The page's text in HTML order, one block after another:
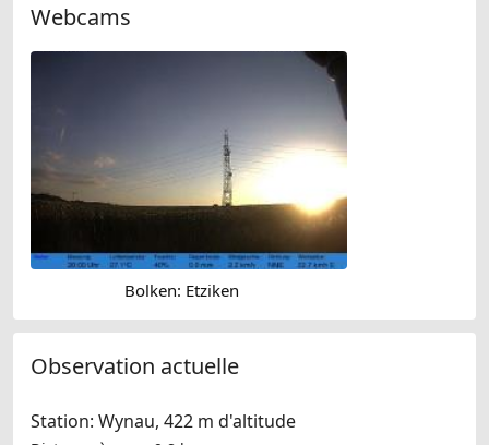
Webcams
Bolken: Etziken
Observation actuelle
Station: Wynau, 422 m d'altitude